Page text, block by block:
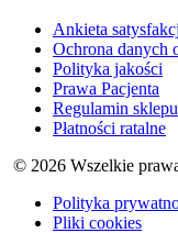
Ankieta
Ochrona danych
Polityka jakości
Prawa Pacjenta
Regulamin
Płatności ratalne
© 2026 Wszelkie
Polityka
Pliki cookies